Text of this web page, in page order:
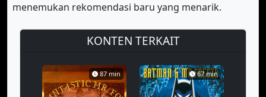
menemukan rekomendasi baru yang menarik.
KONTEN TERKAIT
87 min 67 min